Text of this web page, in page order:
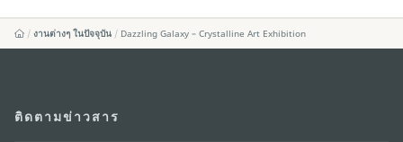
งานต่างๆ ในปัจจุบัน Dazzling Galaxy – Crystalline Art Exhibition
ติดตามข่าวสาร